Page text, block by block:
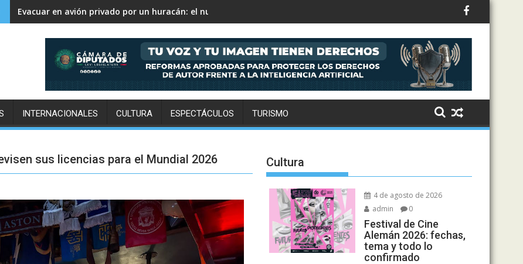
David Monreal vincula campo, seguridad y paz para Zacatecas
INTERNACIONALES CULTURA ESPECTÁCULOS TURISMO
sus licencias para el Mundial 2026 Cultura
4 de agosto de 2026
admin
0
Festival de Cine
Alemán 2026: fechas,
tema y todo lo
confirmado